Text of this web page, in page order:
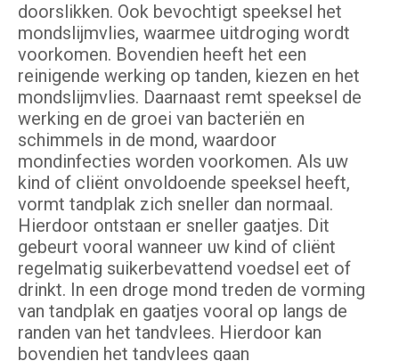
doorslikken. Ook bevochtigt speeksel het
mondslijmvlies, waarmee uitdroging wordt
voorkomen. Bovendien heeft het een
reinigende werking op tanden, kiezen en het
mondslijmvlies. Daarnaast remt speeksel de
werking en de groei van bacteriën en
schimmels in de mond, waardoor
mondinfecties worden voorkomen. Als uw
kind of cliënt onvoldoende speeksel heeft,
vormt tandplak zich sneller dan normaal.
Hierdoor ontstaan er sneller gaatjes. Dit
gebeurt vooral wanneer uw kind of cliënt
regelmatig suikerbevattend voedsel eet of
drinkt. In een droge mond treden de vorming
van tandplak en gaatjes vooral op langs de
randen van het tandvlees. Hierdoor kan
bovendien het tandvlees gaan